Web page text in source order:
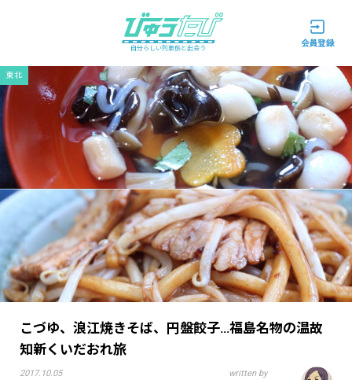
自分らしい列車旅と出会う
東北
こづゆ、浪江焼きそば、円盤餃子…福島名物の温故
知新くいだおれ旅
2017.10.05 written by